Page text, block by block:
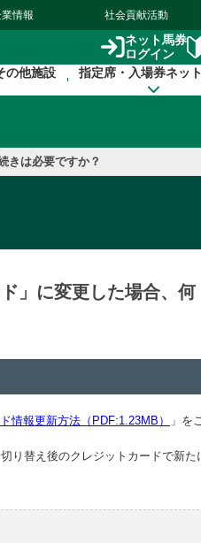
情報 社会貢献活動
ネット馬券
ログイン
の他施設 指定席・入場券ネッ
きは必要ですか？
」に変更した場合、何
情報更新方法（PDF:1.23MB）
」を
り替え後のクレジットカードで新た